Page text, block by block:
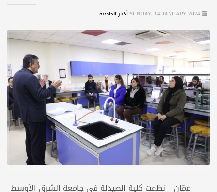
SUNDAY, 14 JANUARY 2024 أخبار الجامعة
عمّان – نظمت كلية الصيدلة في جامعة الشرق الأوسط